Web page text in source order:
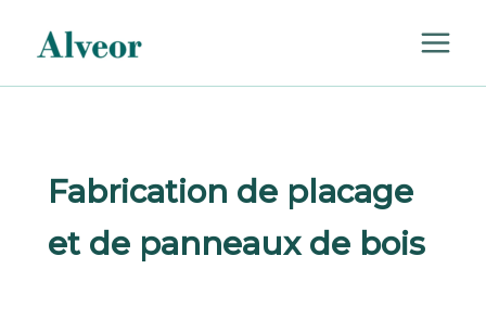
contenu
Fabrication de placage
et de panneaux de bois